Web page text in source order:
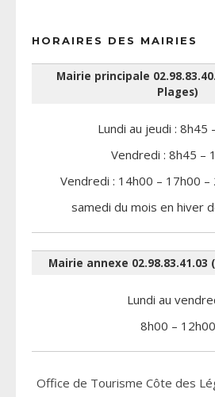
HORAIRES DES MAIRIES
Mairie principale
Plages)
Lundi au jeudi : 8h45
Vendredi : 8h45 –
Vendredi : 14h00 – 17h00
samedi du mois en hiver
Mairie annexe
Lundi au
8h00 – 12h00
Office de Tourisme Côte des